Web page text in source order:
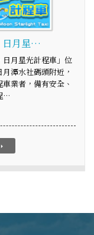
月星…
日月星光計程車」位
潭水社碼頭附近，
業者，備有安全、
…
arrow_right